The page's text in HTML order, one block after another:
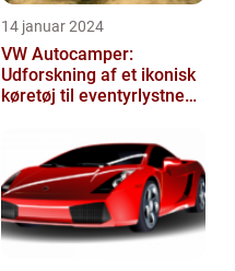
14 januar 2024
VW Autocamper:
Udforskning af et ikonisk
køretøj til eventyrlystne